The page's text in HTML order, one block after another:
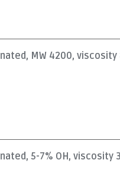
MW 4200, viscosity
5-7% OH, viscosity